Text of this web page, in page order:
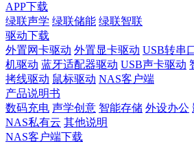
APP下载
绿联声学 绿联储能 绿联智联
驱动下载
外置网卡驱动 外置显卡驱动 USB转串
机驱动 蓝牙适配器驱动 USB声卡驱动
拷线驱动 鼠标驱动 NAS客户端
产品说明书
数码充电 声学创意 智能存储 外设办公
NAS私有云 其他说明
NAS客户端下载